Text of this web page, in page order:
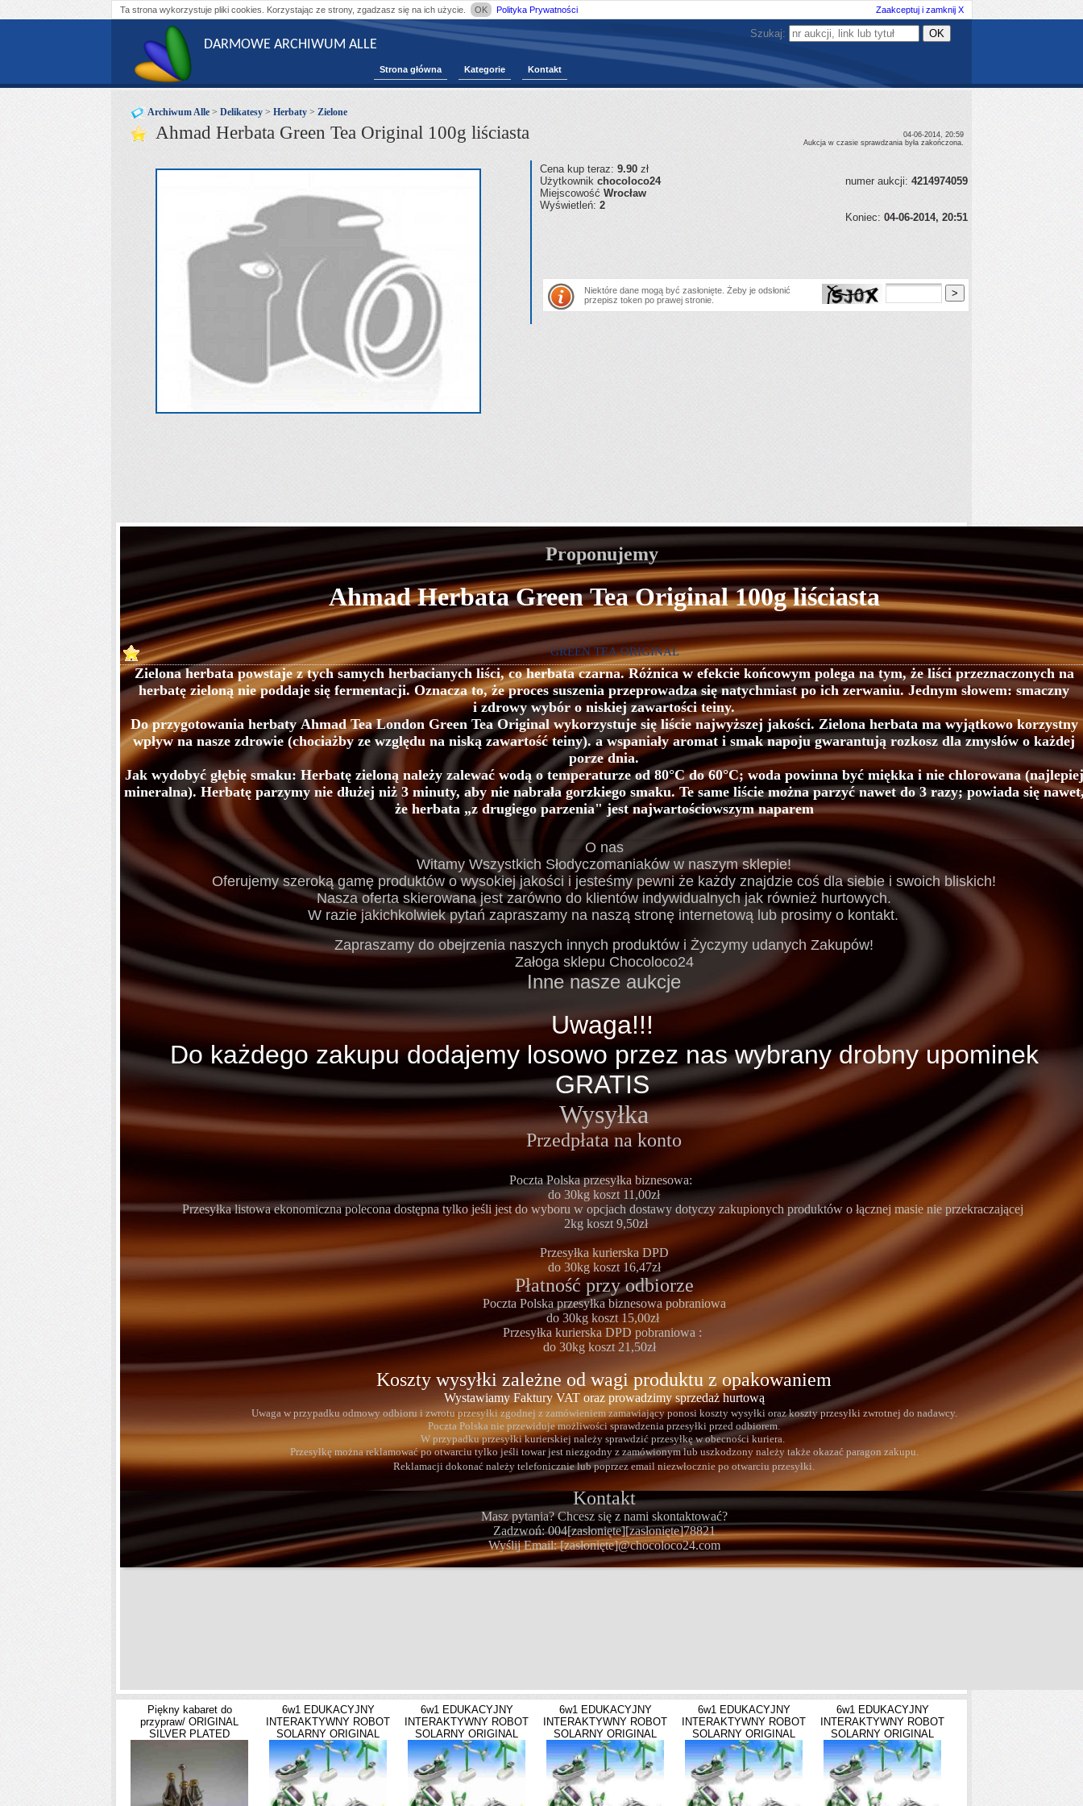
Ta strona wykorzystuje pliki cookies. Korzystając ze strony, zgadzasz się na ich użycie. OK Polityka Prywatności Zaakceptuj i zamknij X
DARMOWE ARCHIWUM ALLE
Strona główna Kategorie Kontakt
Szukaj:
Archiwum Alle > Delikatesy > Herbaty > Zielone
Ahmad Herbata Green Tea Original 100g liściasta
04-06-2014, 20:59
Aukcja w czasie sprawdzania była zakończona.
Cena kup teraz: 9.90 zł
Użytkownik chocoloco24 numer aukcji: 4214974059
Miejscowość Wrocław
Wyświetleń: 2
Koniec: 04-06-2014, 20:51
Niektóre dane mogą być zasłonięte. Żeby je odsłonić
przepisz token po prawej stronie.
Proponujemy
Ahmad Herbata Green Tea Original 100g liściasta
GREEN TEA ORIGINAL
Zielona herbata powstaje z tych samych herbacianych liści, co herbata czarna. Różnica w efekcie końcowym polega na tym, że liści przeznaczonych na
herbatę zieloną nie poddaje się fermentacji. Oznacza to, że proces suszenia przeprowadza się natychmiast po ich zerwaniu. Jednym słowem: smaczny
i zdrowy wybór o niskiej zawartości teiny.
Do przygotowania herbaty Ahmad Tea London Green Tea Original wykorzystuje się liście najwyższej jakości. Zielona herbata ma wyjątkowo korzystny
wpływ na nasze zdrowie (chociażby ze względu na niską zawartość teiny). a wspaniały aromat i smak napoju gwarantują rozkosz dla zmysłów o każdej
porze dnia.
Jak wydobyć głębię smaku: Herbatę zieloną należy zalewać wodą o temperaturze od 80°C do 60°C; woda powinna być miękka i nie chlorowana (najlepiej
mineralna). Herbatę parzymy nie dłużej niż 3 minuty, aby nie nabrała gorzkiego smaku. Te same liście można parzyć nawet do 3 razy; powiada się
że herbata „z drugiego parzenia" jest najwartościowszym naparem
O nas
Witamy Wszystkich Słodyczomaniaków w naszym sklepie!
Oferujemy szeroką gamę produktów o wysokiej jakości i jesteśmy pewni że każdy znajdzie coś dla siebie i swoich bliskich!
Nasza oferta skierowana jest zarówno do klientów indywidualnych jak również hurtowych.
W razie jakichkolwiek pytań zapraszamy na naszą stronę internetową lub prosimy o kontakt.
Zapraszamy do obejrzenia naszych innych produktów i Życzymy udanych Zakupów!
Załoga sklepu Chocoloco24
Inne nasze aukcje
Uwaga!!!
Do każdego zakupu dodajemy losowo przez nas wybrany drobny upominek
GRATIS
Wysyłka
Przedpłata na konto
Poczta Polska przesyłka biznesowa:
do 30kg koszt 11,00zł
Przesyłka listowa ekonomiczna polecona dostępna tylko jeśli jest do wyboru w opcjach dostawy dotyczy zakupionych produktów o łącznej masie nie przekraczającej
2kg koszt 9,50zł
Przesyłka kurierska DPD
do 30kg koszt 16,47zł
Płatność przy odbiorze
Poczta Polska przesyłka biznesowa pobraniowa
do 30kg koszt 15,00zł
Przesyłka kurierska DPD pobraniowa :
do 30kg koszt21,50zł
Koszty wysyłki zależne od wagi produktu z opakowaniem
Wystawiamy Faktury VAT oraz prowadzimy sprzedaż hurtową
Uwaga w przypadku odmowy odbioru i zwrotu przesyłki zgodnej z zamówieniem zamawiający ponosi koszty wysyłki oraz koszty przesyłki zwrotnej do nadawcy.
Poczta Polska nie przewiduje możliwości sprawdzenia przesyłki przed odbiorem.
W przypadku przesyłki kurierskiej należy sprawdzić przesyłkę w obecności kuriera.
Przesyłkę można reklamować po otwarciu tylko jeśli towar jest niezgodny z zamówionym lub uszkodzony należy także okazać paragon zakupu.
Reklamacji dokonać należy telefonicznie lub poprzez email niezwłocznie po otwarciu przesyłki.
Kontakt
Masz pytania? Chcesz się z nami skontaktować?
Zadzwoń: 004[zasłonięte][zasłonięte]78821
Wyślij Email:[zasłonięte]@chocoloco24.com
Piękny kabaret do
przypraw/ ORIGINAL
SILVER PLATED
6w1 EDUKACYJNY
INTERAKTYWNY ROBOT
SOLARNY ORIGINAL
6w1 EDUKACYJNY
INTERAKTYWNY ROBOT
SOLARNY ORIGINAL
6w1 EDUKACYJNY
INTERAKTYWNY ROBOT
SOLARNY ORIGINAL
6w1 EDUKACYJNY
INTERAKTYWNY ROBOT
SOLARNY ORIGINAL
6w1 EDUKACYJNY
INTERAKTYWNY ROBOT
SOLARNY ORIGINAL